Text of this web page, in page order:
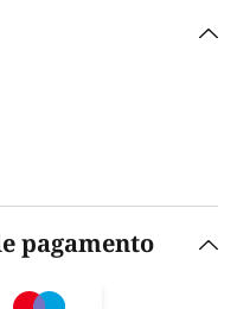
pagamento